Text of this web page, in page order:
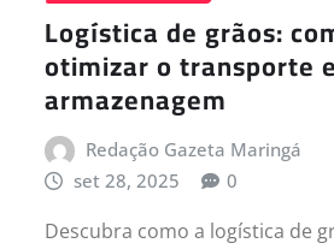
Logística de grãos:
otimizar o transporte e
armazenagem
Redação Gazeta Maringá
set 28, 2025
0
Descubra como a logística de